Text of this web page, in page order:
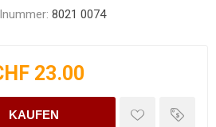
8021 0074
23.00
KAUFEN